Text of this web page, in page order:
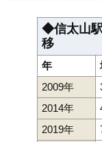
◆信太山
移
年
2009年
2014年
2019年